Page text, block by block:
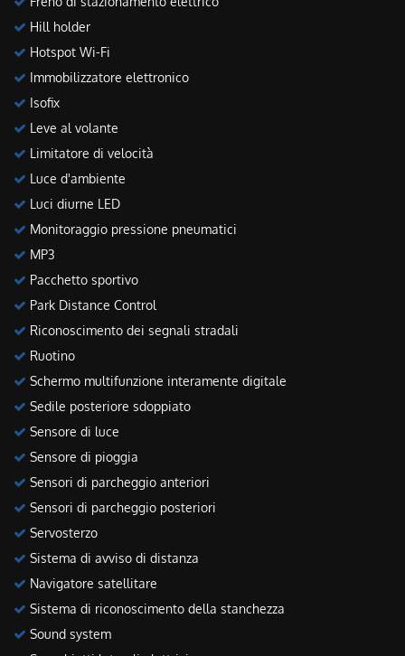
Hill holder
Hotspot Wi-Fi
Immobilizzatore elettronico
Isofix
Leve al volante
Limitatore di velocità
Luce d'ambiente
Luci diurne LED
Monitoraggio pressione pneumatici
MP3
Pacchetto sportivo
Park Distance Control
Riconoscimento dei segnali stradali
Ruotino
Schermo multifunzione interamente digitale
Sedile posteriore sdoppiato
Sensore di luce
Sensore di pioggia
Sensori di parcheggio anteriori
Sensori di parcheggio posteriori
Servosterzo
Sistema di avviso di distanza
Navigatore satellitare
Sistema di riconoscimento della stanchezza
Sound system